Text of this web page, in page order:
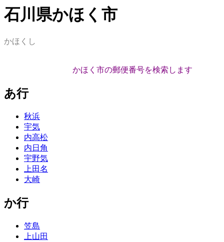
石川県かほく市
かほくし
かほく市の郵便番号を検索します
あ行
秋浜
宇気
内高松
内日角
宇野気
上田名
大崎
か行
笠島
上山田